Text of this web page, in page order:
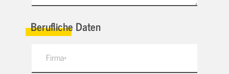
Berufliche Daten